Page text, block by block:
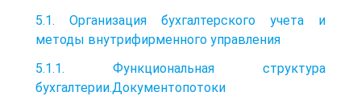
5.1. Организация бухгалтерского учета и
методы внутрифирменного управления
5.1.1. Функциональная структура
бухгалтерии.Документопотоки